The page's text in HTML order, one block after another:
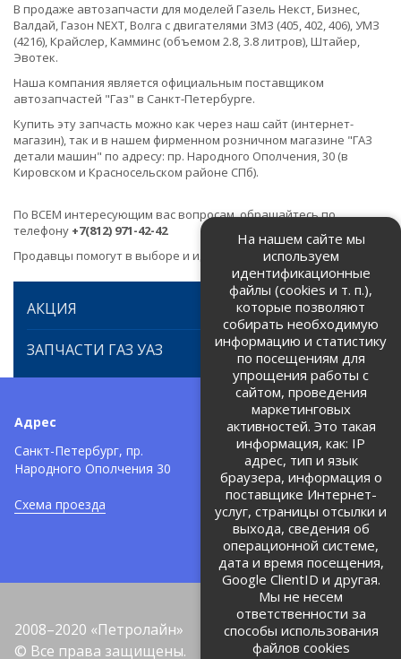
В продаже автозапчасти для моделей Газель Некст, Бизнес,
Валдай, Газон NEXT, Волга с двигателями ЗМЗ (405, 402, 406), УМЗ
(4216), Крайслер, Камминс (объемом 2.8, 3.8 литров), Штайер,
Эвотек.
Наша компания является официальным поставщиком
автозапчастей "Газ" в Санкт-Петербурге.
Купить эту запчасть можно как через наш сайт (интернет-
магазин), так и в нашем фирменном розничном магазине "ГАЗ
детали машин" по адресу: пр. Народного Ополчения, 30 (в
Кировском и Красносельском районе СПб).
По ВСЕМ интересующим вас вопросам, обращайтесь по
телефону +7(812) 971-42-42
Продавцы помогут в выборе и идентификации товара.
АКЦИЯ
ЗАПЧАСТИ ГАЗ УАЗ
Адрес
Санкт-Петербург, пр.
Народного Ополчения 30
Схема проезда
Телефоны:
+7 (812) 971-42-42
Политика об обработке и
защите персональных данных
Соглашение на обработку
персональных данных
2008–2020 «Петролайн»
© Все права защищены.
На нашем сайте мы
используем
идентификационные
файлы (cookies и т. п.),
которые позволяют
собирать необходимую
информацию и статистику
по посещениям для
упрощения работы с
сайтом, проведения
маркетинговых
активностей. Это такая
информация, как: IP
адрес, тип и язык
браузера, информация о
поставщике Интернет-
услуг, страницы отсылки и
выхода, сведения об
операционной системе,
дата и время посещения,
Google ClientID и другая.
Мы не несем
ответственности за
способы использования
файлов cookies